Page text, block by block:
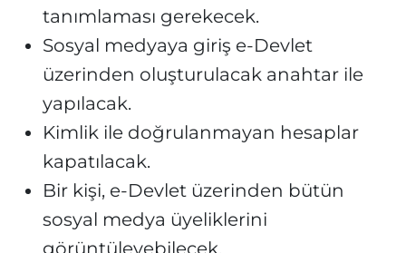
tanımlaması gerekecek.
Sosyal medyaya giriş e-Devlet
üzerinden oluşturulacak anahtar ile
yapılacak.
Kimlik ile doğrulanmayan hesaplar
kapatılacak.
Bir kişi, e-Devlet üzerinden bütün
sosyal medya üyeliklerini
görüntüleyebilecek.